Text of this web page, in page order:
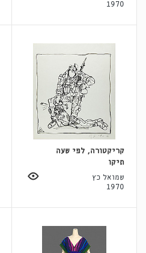
1970
קריקטורה, לפי שעה
תיקו
שמואל כץ
1970